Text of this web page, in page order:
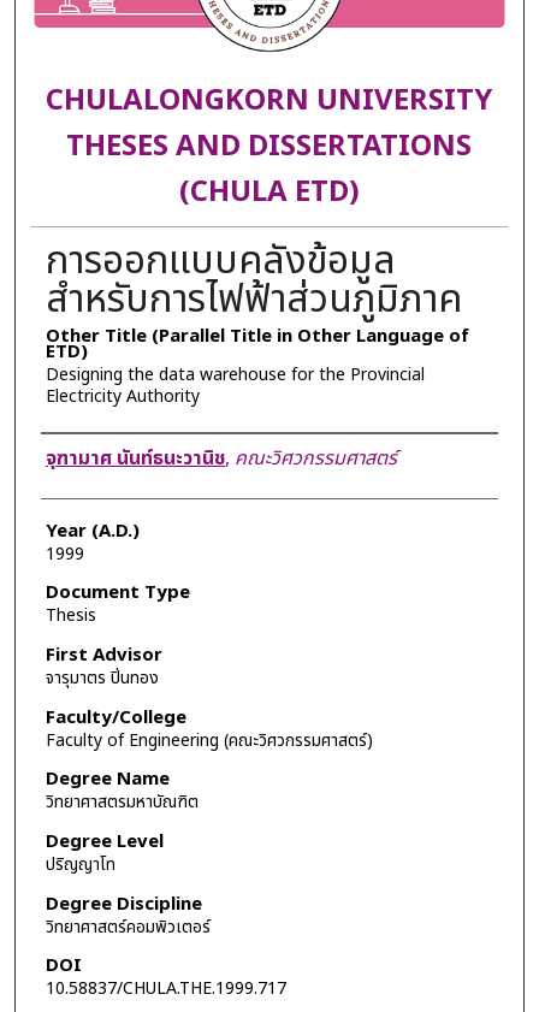
CHULALONGKORN UNIVERSITY
THESES AND DISSERTATIONS
(CHULA ETD)
การออกแบบคลังข้อมูล
สำหรับการไฟฟ้าส่วนภูมิภาค
Other Title (Parallel Title in Other Language of
ETD)
Designing the data warehouse for the Provincial
Electricity Authority
Author
จุฑามาศ นันท์ธนะวานิช, คณะวิศวกรรมศาสตร์
Year (A.D.)
1999
Document Type
Thesis
First Advisor
จารุมาตร ปิ่นทอง
Faculty/College
Faculty of Engineering (คณะวิศวกรรมศาสตร์)
Degree Name
วิทยาศาสตรมหาบัณฑิต
Degree Level
ปริญญาโท
Degree Discipline
วิทยาศาสตร์คอมพิวเตอร์
DOI
10.58837/CHULA.THE.1999.717